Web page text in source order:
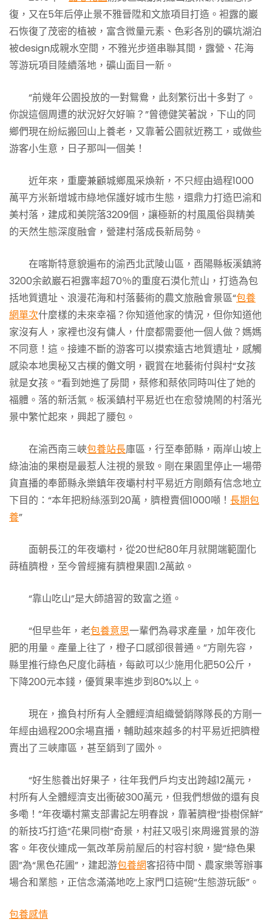
復，又在5年后停止景不雅晉陞和文旅項目打造。袒露的巖
石恢復了茂密的植被，富含微量元素、色彩各別的礦坑湖泊
被design成親水空間，不雅光步道串聯其間，露營、花海
等游玩項目陸續落地，礦山面目一新。
“前幾年公園投放的一對鴛鴦，此刻繁衍出十多對了。
你說這個周遭的狀況好欠好嘛？”曾德健笑著說，下山的同
鄉們現在紛紜搬回山上養老，又靠著公園就近務工，或做些
游客小生意，日子那叫一個美！
近年來，重慶兼顧城鄉風采煥新，不只經由過程1000
萬平方米新增城市綠地保護好城市生態，還鼎力打造巴渝和
美村落，建成和美院落3209個，讓極新的村風風俗與精美
的天然生態深度融會，營建村落成長新局勢。
在喀斯特意貌遍布的渝西北武陵山區，酉陽縣板溪鎮將
3200余畝巖石袒露率超70％的重度石漠化荒山，打造為包
括地質遺址、浪漫花海和村落藝術的農文旅融會景區“包養
網單次什麼樣的未來幸福？你知道他家的情況，但你知道他
家沒有人，家裡也沒有傭人，什麼都需要他一個人做？媽媽
不同意！這。接連不斷的游客可以摸索遠古地質遺址，感觸
感染本地奧秘又古樸的儺文明，觀賞在地藝術付與村“女孩
就是女孩。”看到她進了房間，蔡修和蔡依同時叫住了她的
福體。落的新活氣。板溪鎮村平易近也在愈發燒鬧的村落光
景中繁忙起來，興起了腰包。
在渝西南三峽包養站長庫區，行至奉節縣，兩岸山坡上
綠油油的果樹是最惹人注視的景致。剛在果園里停止一場帶
貨直播的奉節縣永樂鎮年夜壩村村平易近方剛頗有信念地立
下目的：“本年把粉絲漲到20萬，臍橙賣個1000噸！ 長期包
養”
面朝長江的年夜壩村，從20世紀80年月就開端範圍化
蒔植臍橙，至今曾經擁有臍橙果園1.2萬畝。
“靠山吃山”是大師諳習的致富之道。
“但早些年，老包養意思一輩們為尋求產量，加年夜化
肥的用量。產量上往了，橙子口感卻很普通。”方剛先容，
縣里推行綠色尺度化蒔植，每畝可以少施用化肥50公斤，
下降200元本錢，優質果率進步到80%以上。
現在，擔負村所有人全體經濟組織營銷隊隊長的方剛一
年經由過程200余場直播，輔助越來越多的村平易近把臍橙
賣出了三峽庫區，甚至銷到了國外。
“好生態養出好果子，往年我們戶均支出跨越12萬元，
村所有人全體經濟支出衝破300萬元，但我們想做的還有良
多嘞！”年夜壩村黨支部書記左明春說，靠著臍橙“掛樹保鮮”
的新技巧打造“花果同樹”奇景，村莊又吸引來周邊賞景的游
客。年夜伙連成一氣改革房前屋后的村容村貌，變“綠色果
園”為“黑色花圃”，建起游包養網客招待中間、農家樂等辦事
場合和業態，正信念滿滿地吃上家門口這碗“生態游玩飯”。
包養感情